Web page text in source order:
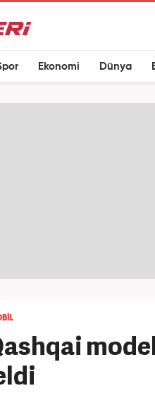
Ekonomi Dünya